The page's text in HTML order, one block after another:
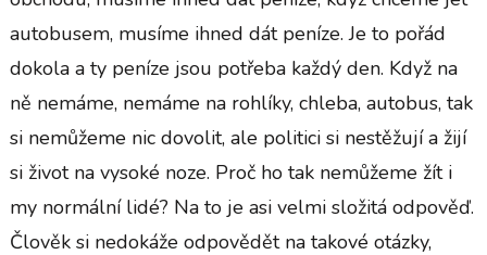
autobusem, musíme ihned dát peníze. Je to pořád
dokola a ty peníze jsou potřeba každý den. Když na
ně nemáme, nemáme na rohlíky, chleba, autobus, tak
si nemůžeme nic dovolit, ale politici si nestěžují a žijí
si život na vysoké noze. Proč ho tak nemůžeme žít i
my normální lidé? Na to je asi velmi složitá odpověď.
Člověk si nedokáže odpovědět na takové otázky,